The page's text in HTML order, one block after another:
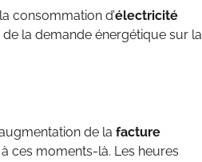
consommation d’électricité
la demande énergétique sur la
de la facture
ces moments-là. Les heures